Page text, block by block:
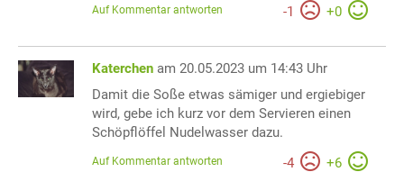
-1 +0
Auf Kommentar antworten
Katerchen am 20.05.2023 um 14:43 Uhr
Damit die Soße etwas sämiger und ergiebiger
wird, gebe ich kurz vor dem Servieren einen
Schöpflöffel Nudelwasser dazu.
-4 +6
Auf Kommentar antworten